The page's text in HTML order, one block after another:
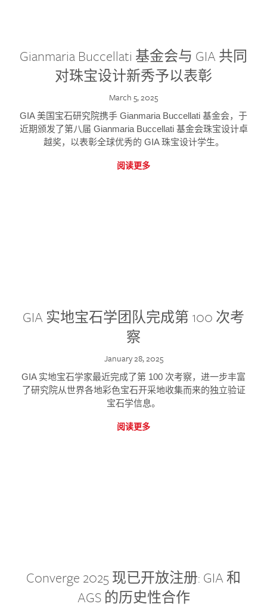
Gianmaria Buccellati 基金会与 GIA 共同
对珠宝设计新秀予以表彰
March 5, 2025
GIA 美国宝石研究院携手 Gianmaria Buccellati 基金会，于
近期颁发了第八届 Gianmaria Buccellati 基金会珠宝设计卓
越奖，以表彰全球优秀的 GIA 珠宝设计学生。
阅读更多
GIA 实地宝石学团队完成第 100 次考
察
January 28, 2025
GIA 实地宝石学家最近完成了第 100 次考察，进一步丰富
了研究院从世界各地彩色宝石开采地收集而来的独立验证
宝石学信息。
阅读更多
Converge 2025 现已开放注册: GIA 和
AGS 的历史性合作